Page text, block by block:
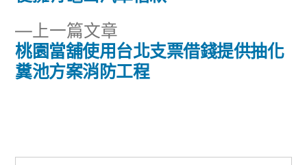
導
覽
上一篇文章
一
篇
桃園當舖使用台北支票借錢提供抽化
糞池方案消防工程